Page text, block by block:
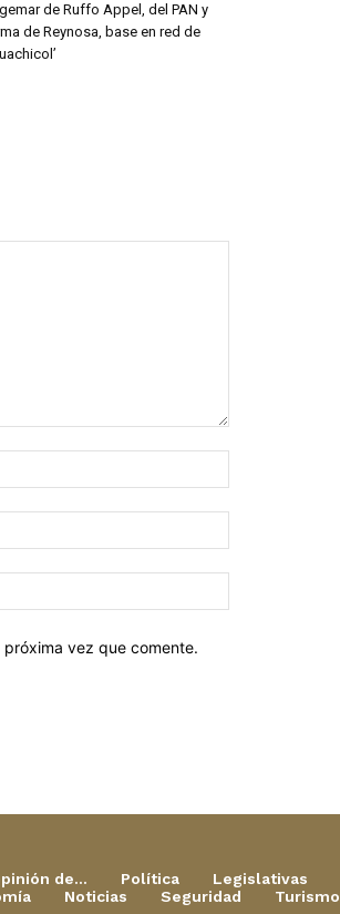
de Ruffo Appel, del PAN y
de Reynosa, base en red de
vez que comente.
de… Política Legislativas
Noticias Seguridad Turismo